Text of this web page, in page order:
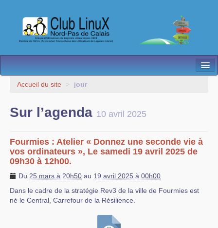
L’Association
Besoin d’Aide ?
Contact
Les antennes
Espace membres
Accueil du site > jour
Sur l’agenda 10 avril 2025
Fourmies : Atelier « Donnez une seconde vie à
vos ordinateurs », Le samedi 19 avril 2025 de
09h30 à 12h00.
Du 25 mars à 20h50 au 19 avril 2025 à 00h00
Dans le cadre de la stratégie Rev3 de la ville de Fourmies est
né le Central, Carrefour de la Résilience.